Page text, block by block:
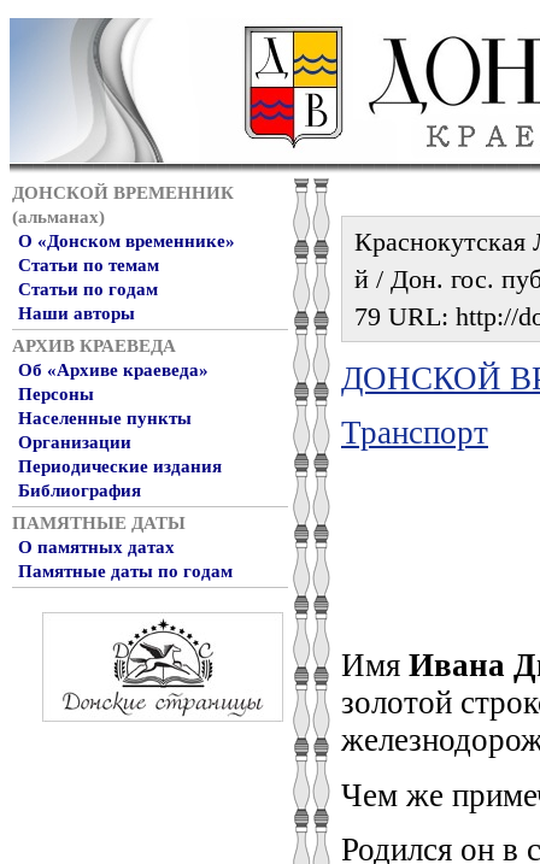
ДОНСКОЙ ВРЕМЕННИК
(альманах)
О «Донском временнике»
Статьи по темам
Статьи по годам
Наши авторы
АРХИВ КРАЕВЕДА
Об «Архиве краеведа»
Персоны
Населенные пункты
Организации
Периодические издания
Библиография
ПАМЯТНЫЕ ДАТЫ
О памятных датах
Памятные даты по годам
й / Дон. гос.
79 URL: http://
ДОНСКОЙ
Транспорт
Имя Ивана
золотой
Чем же
Родился он в